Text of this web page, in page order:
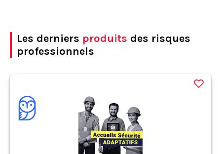
Les derniers produits des risques
professionnels